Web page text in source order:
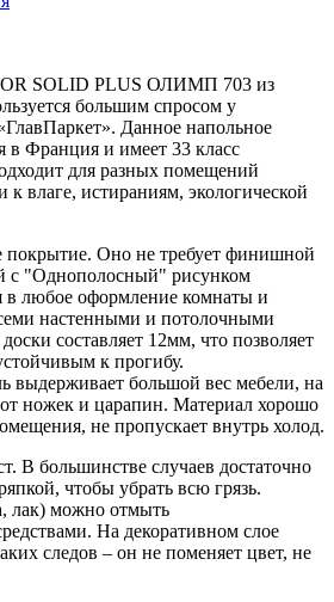
SOLID PLUS ОЛИМП 703 из
большим спросом у
Данное напольное
в Франция и имеет 33 класс
для разных помещений
к влаге, истираниям, экологической
покрытие. Оно не требует финишной
с "Однополосный" рисунком
в любое оформление комнаты и
настенными и потолочными
составляет 12мм, что позволяет
к прогибу.
выдерживает большой вес мебели, на
от ножек и царапин. Материал хорошо
не пропускает внутрь холод.
В большинстве случаев достаточно
чтобы убрать всю грязь.
лак) можно отмыть
На декоративном слое
следов – он не поменяет цвет, не